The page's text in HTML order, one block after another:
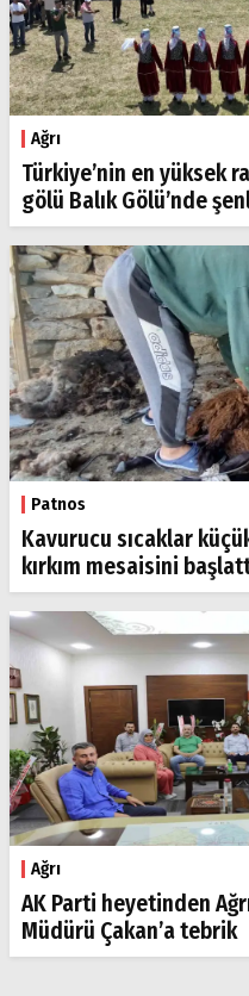
Ağrı
Türkiye’nin en yüksek
gölü Balık Gölü’nde
Patnos
Kavurucu sıcaklar
kırkım mesaisini
Ağrı
AK Parti heyetinden
Müdürü Çakan’a tebrik